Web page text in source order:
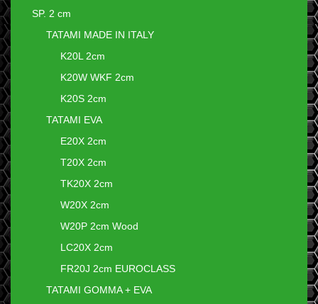
SP. 2 cm
TATAMI MADE IN ITALY
K20L 2cm
K20W WKF 2cm
K20S 2cm
TATAMI EVA
E20X 2cm
T20X 2cm
TK20X 2cm
W20X 2cm
W20P 2cm Wood
LC20X 2cm
FR20J 2cm EUROCLASS
TATAMI GOMMA + EVA